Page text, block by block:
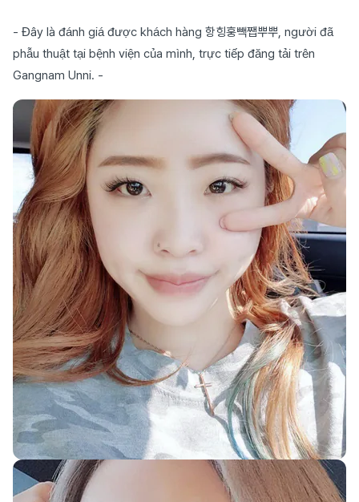
- Đây là đánh giá được khách hàng 항힝훙빽쨉뿌뿌, người đã
phẫu thuật tại bệnh viện của mình, trực tiếp đăng tải trên
Gangnam Unni. -